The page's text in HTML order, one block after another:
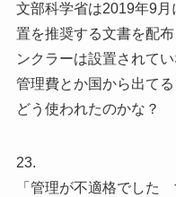
文部科学省は2019年9
置を推奨する文書を配
ンクラーは設置されて
管理費とか国から出て
どう使われたのかな？
23.
「管理が不適格でした